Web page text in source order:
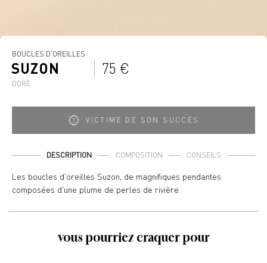
BOUCLES D'OREILLES
SUZON
DORÉ
75 €
VICTIME DE SON SUCCÈS
DESCRIPTION COMPOSITION CONSEILS
Les boucles d'oreilles Suzon, de magnifiques pendantes
composées d'une plume de perles de rivière.
vous pourriez craquer pour